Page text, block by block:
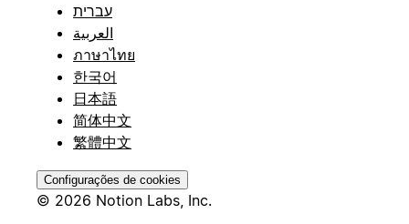
עברית
العربية
ภาษาไทย
한국어
日本語
简体中文
繁體中文
Configurações de cookies
© 2026 Notion Labs, Inc.